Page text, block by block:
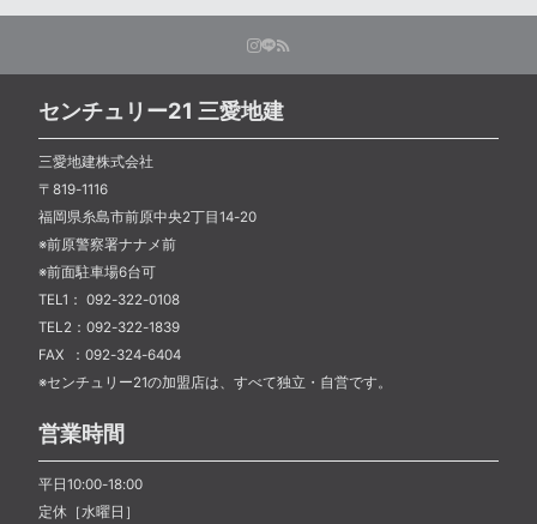
センチュリー21 三愛地建
三愛地建株式会社
〒819-1116
福岡県糸島市前原中央2丁目14-20
※前原警察署ナナメ前
※前面駐車場6台可
TEL1： 092-322-0108
TEL2：092-322-1839
FAX ：092-324-6404
※センチュリー21の加盟店は、すべて独立・自営です。
営業時間
平日10:00-18:00
定休［水曜日］